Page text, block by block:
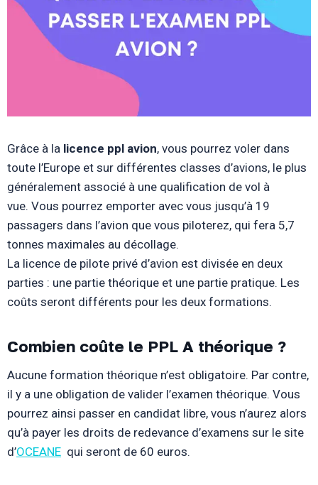
Grâce à la licence ppl avion, vous pourrez voler dans
toute l’Europe et sur différentes classes d’avions, le plus
généralement associé à une qualification de vol à
vue. Vous pourrez emporter avec vous jusqu’à 19
passagers dans l’avion que vous piloterez, qui fera 5,7
tonnes maximales au décollage.
La licence de pilote privé d’avion est divisée en deux
parties : une partie théorique et une partie pratique. Les
coûts seront différents pour les deux formations.
Combien coûte le PPL A théorique ?
Aucune formation théorique n’est obligatoire. Par contre,
il y a une obligation de valider l’examen théorique. Vous
pourrez ainsi passer en candidat libre, vous n’aurez alors
qu’à payer les droits de redevance d’examens sur le site
d’OCEANE qui seront de 60 euros.